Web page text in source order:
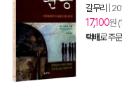
갈무리
17,100원
택배로 주